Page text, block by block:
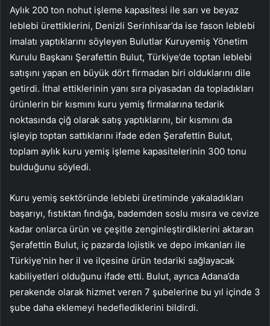
Aylık 200 ton nohut işleme kapasitesi ile sarı ve beyaz
leblebi ürettiklerini, Denizli Serinhisar’da ise fason leblebi
imalatı yaptıklarını söyleyen Bulutlar Kuruyemiş Yönetim
Kurulu Başkanı Şerafettin Bulut, Türkiye’de toptan leblebi
satışını yapan en büyük dört firmadan biri olduklarını dile
getirdi. İthal ettiklerinin yanı sıra piyasadan da topladıkları
ürünlerin bir kısmını kuru yemiş firmalarına tedarik
noktasında çiğ olarak satış yaptıklarını, bir kısmını da
işleyip toptan sattıklarını ifade eden Şerafettin Bulut,
toplam aylık kuru yemiş işleme kapasitelerinin 300 tonu
bulduğunu söyledi.
Kuru yemiş sektöründe leblebi üretiminde yakaladıkları
başarıyı, fıstıktan fındığa, bademden soslu mısıra ve cevize
kadar onlarca ürün ve çeşitle zenginleştirdiklerini aktaran
Şerafettin Bulut, iç pazarda lojistik ve depo imkanları ile
Türkiye’nin her il ve ilçesine ürün tedariki sağlayacak
kabiliyetleri olduğunu ifade etti. Bulut, ayrıca Adana’da
perakende olarak hizmet veren 7 şubelerine bu yıl içinde 3
şube daha eklemeyi hedeflediklerini bildirdi.